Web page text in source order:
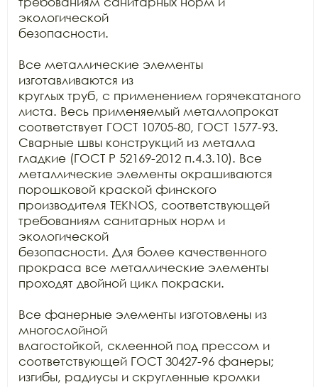
экологической
безопасности.
Все металлические элементы
изготавливаются из
круглых труб, с применением горячекатаного
листа. Весь применяемый металлопрокат
соответствует ГОСТ 10705-80, ГОСТ 1577-93.
Сварные швы конструкций из металла
гладкие (ГОСТ Р 52169-2012 п.4.3.10). Все
металлические элементы окрашиваются
порошковой краской финского
производителя TEKNOS, соответствующей
требованиям санитарных норм и
экологической
безопасности. Для более качественного
прокраса все металлические элементы
проходят двойной цикл покраски.
Все фанерные элементы изготовлены из
многослойной
влагостойкой, склеенной под прессом и
соответствующей ГОСТ 30427-96 фанеры;
изгибы, радиусы и скругленные кромки